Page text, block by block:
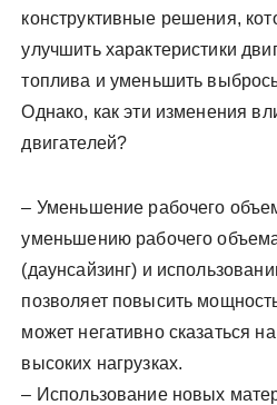
конструктивные решения,
улучшить характеристики
топлива и уменьшить
Однако, как эти изменения
двигателей?
– Уменьшение рабочего
уменьшению рабочего
(даунсайзинг) и
позволяет повысить
может негативно сказаться
высоких нагрузках.
– Использование новых